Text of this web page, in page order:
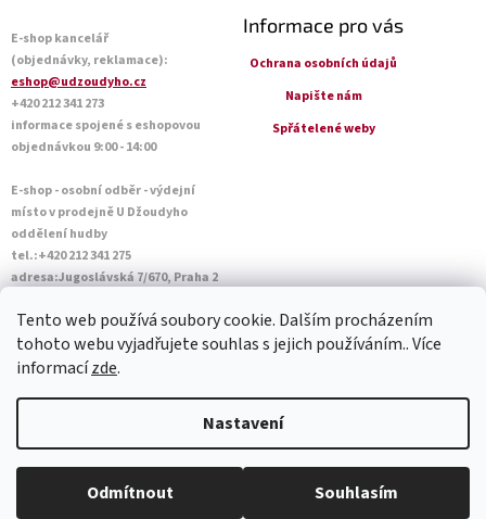
Tento web používá soubory cookie. Dalším procházením
tohoto webu vyjadřujete souhlas s jejich používáním.. Více
informacízde.
Nastavení
Odmítnout Souhlasím
E-shop kancelář
(objednávky, reklamace):
eshop@udzoudyho.cz
+420 212 341 273
informace spojené s eshopovou
objednávkou 9:00 - 14:00
E-shop - osobní odběr - výdejní
místo v prodejně U Džoudyho
oddělení hudby
tel.:+420 212 341 275
adresa:Jugoslávská 7/670, Praha 2
Sobota: 10:00 - 14:45
Informace pro vás
Ochrana osobních údajů
Napište nám
Spřátelené weby
Copyright 2026U Džoudyho. Všechna práva vyhrazena.